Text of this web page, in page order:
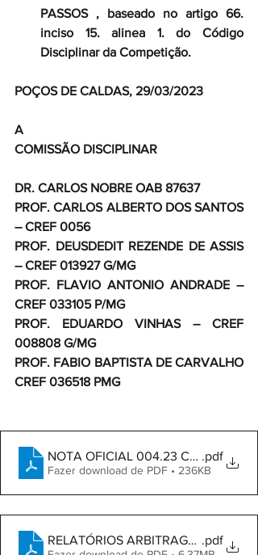
PASSOS , baseado no artigo 66.
inciso 15. alinea 1. do Código
Disciplinar da Competição.
POÇOS DE CALDAS, 29/03/2023
A
COMISSÃO DISCIPLINAR
DR. CARLOS NOBRE OAB 87637
PROF. CARLOS ALBERTO DOS SANTOS
– CREF 0056
PROF. DEUSDEDIT REZENDE DE ASSIS
– CREF 013927 G/MG
PROF. FLAVIO ANTONIO ANDRADE –
CREF 033105 P/MG
PROF. EDUARDO VINHAS – CREF
008808 G/MG
PROF. FABIO BAPTISTA DE CARVALHO
CREF 036518 PMG
.pdf
Fazer download de PDF • 236KB
RELATÓRIOS ARBITRAGEM FINAL
.pdf